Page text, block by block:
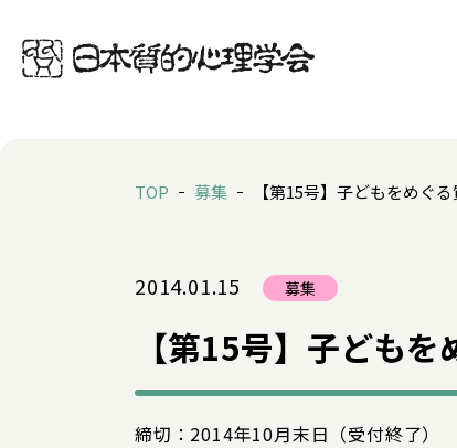
TOP 募集 【第15号】子どもをめぐ
2014.01.15 募集
【第15号】子ども
締切：2014年10月末日（受付終了）